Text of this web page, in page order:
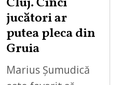
jucători ar
putea pleca din
Gruia
Marius Șumudică